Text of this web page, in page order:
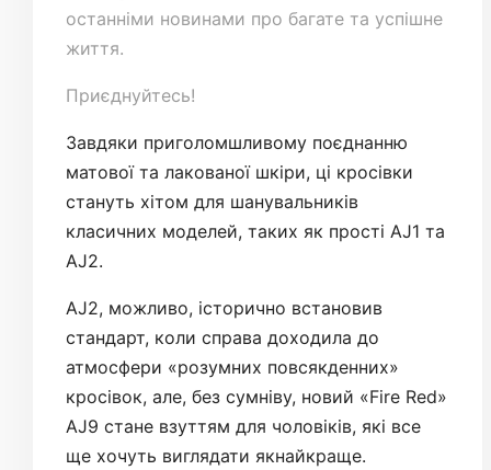
останніми новинами про багате та успішне
життя.
Приєднуйтесь!
Завдяки приголомшливому поєднанню
матової та лакованої шкіри, ці кросівки
стануть хітом для шанувальників
класичних моделей, таких як прості AJ1 та
AJ2.
AJ2, можливо, історично встановив
стандарт, коли справа доходила до
атмосфери «розумних повсякденних»
кросівок, але, без сумніву, новий «Fire Red»
AJ9 стане взуттям для чоловіків, які все
ще хочуть виглядати якнайкраще.